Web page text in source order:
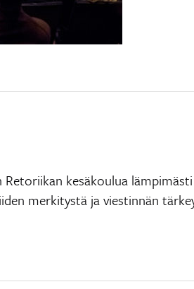
Retoriikan kesäkoulua
merkitystä ja viestinnän